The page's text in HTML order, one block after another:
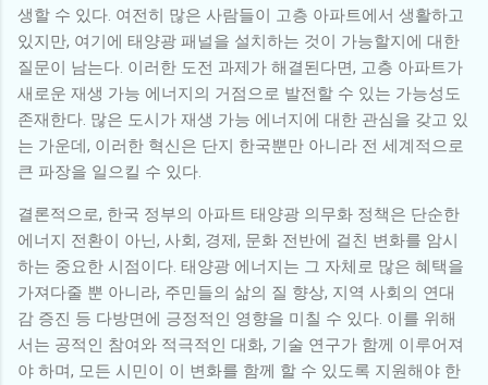
생할 수 있다. 여전히 많은 사람들이 고층 아파트에서 생활하고
있지만, 여기에 태양광 패널을 설치하는 것이 가능할지에 대한
질문이 남는다. 이러한 도전 과제가 해결된다면, 고층 아파트가
새로운 재생 가능 에너지의 거점으로 발전할 수 있는 가능성도
존재한다. 많은 도시가 재생 가능 에너지에 대한 관심을 갖고 있
는 가운데, 이러한 혁신은 단지 한국뿐만 아니라 전 세계적으로
큰 파장을 일으킬 수 있다.
결론적으로, 한국 정부의 아파트 태양광 의무화 정책은 단순한
에너지 전환이 아닌, 사회, 경제, 문화 전반에 걸친 변화를 암시
하는 중요한 시점이다. 태양광 에너지는 그 자체로 많은 혜택을
가져다줄 뿐 아니라, 주민들의 삶의 질 향상, 지역 사회의 연대
감 증진 등 다방면에 긍정적인 영향을 미칠 수 있다. 이를 위해
서는 공적인 참여와 적극적인 대화, 기술 연구가 함께 이루어져
야 하며, 모든 시민이 이 변화를 함께 할 수 있도록 지원해야 한